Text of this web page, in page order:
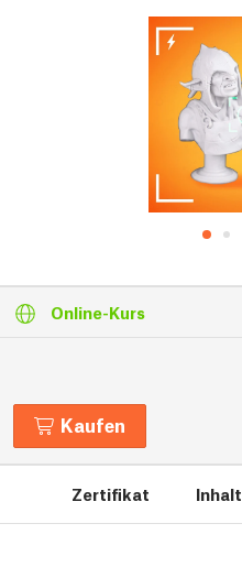
Online-Kurs
Kaufen
Zertifikat Inhalt